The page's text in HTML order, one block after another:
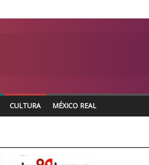
CULTURA MÉXICO REAL